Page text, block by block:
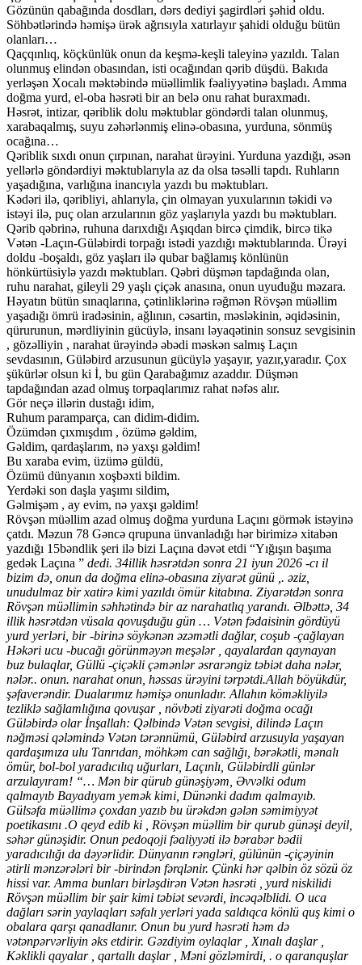
Gözünün qabağında dosdları, dərs dediyi şagirdləri şəhid oldu.
Söhbətlərində həmişə ürək ağrısıyla xatırlayır şahidi olduğu bütün
olanları…
Qaçqınlıq, köçkünlük onun da keşmə-keşli taleyinə yazıldı. Talan
olunmuş elindən obasından, isti ocağından qərib düşdü. Bakıda
yerləşən Xocalı məktəbində müəllimlik fəaliyyətinə başladı. Amma
doğma yurd, el-oba həsrəti bir an belə onu rahat buraxmadı.
Həsrət, intizar, qəriblik dolu məktublar göndərdi talan olunmuş,
xarabaqalmış, suyu zəhərlənmiş elinə-obasına, yurduna, sönmüş
ocağına…
Qəriblik sıxdı onun çırpınan, narahat ürəyini. Yurduna yazdığı, əsən
yellərlə göndərdiyi məktublarıyla az da olsa təsəlli tapdı. Ruhların
yaşadığına, varlığına inancıyla yazdı bu məktubları.
Kədəri ilə, qəribliyi, ahlarıyla, çin olmayan yuxularının təkidi və
istəyi ilə, puç olan arzularının göz yaşlarıyla yazdı bu məktubları.
Qərib qəbrinə, ruhuna darıxdığı Aşıqdan bircə çimdik, bircə tikə
Vətən -Laçın-Güləbirdi torpağı istədi yazdığı məktublarında. Ürəyi
doldu -boşaldı, göz yaşları ilə qubar bağlamış könlünün
hönkürtüsiylə yazdı məktubları. Qəbri düşmən tapdağında olan,
ruhu narahat, gileyli 29 yaşlı çiçək anasına, onun uyuduğu məzara.
Həyatın bütün sınaqlarına, çətinliklərinə rəğmən Rövşən müəllim
yaşadığı ömrü iradəsinin, ağlının, cəsartin, məsləkinin, əqidəsinin,
qürurunun, mərdliyinin gücüylə, insanı ləyaqətinin sonsuz sevgisinin
, gözəlliyin , narahat ürəyində əbədi məskən salmış Laçın
sevdasının, Güləbird arzusunun gücüylə yaşayır, yazır,yaradır. Çox
şükürlər olsun ki İ, bu gün Qarabağımız azaddır. Düşmən
tapdağından azad olmuş torpaqlarımız rahat nəfəs alır.
Gör neçə illərin dustağı idim,
Ruhum paramparça, can didim-didim.
Özümdən çıxmışdım , özümə gəldim,
Gəldim, qardaşlarım, nə yaxşı gəldim!
Bu xaraba evim, üzümə güldü,
Özümü dünyanın xoşbəxti bildim.
Yerdəki son daşla yaşımı sildim,
Gəlmişəm , ay evim, nə yaxşı gəldim!
Rövşən müəllim azad olmuş doğma yurduna Laçını görmək istəyinə
çatdı. Məzun 78 Gəncə qrupuna ünvanladığı hər birimizə xitabən
yazdığı 15bəndlik şeri ilə bizi Laçına dəvət etdi “Yığışın başıma
gedək Laçına ” dedi. 34illik həsrətdən sonra 21 iyun 2026 -cı il
bizim də, onun da doğma elinə-obasına ziyarət günü ,. əziz,
unudulmaz bir xatirə kimi yazıldı ömür kitabına. Ziyarətdən sonra
Rövşən müəllimin səhhətində bir az narahatlıq yarandı. Əlbəttə, 34
illik həsrətdən vüsala qovuşduğu gün … Vətən fədaisinin gördüyü
yurd yerləri, bir -birinə söykənən əzəmətli dağlar, coşub -çağlayan
Həkəri ucu -bucağı görünməyən meşələr , qayalardan qaynayan
buz bulaqlar, Güllü -çiçəkli çəmənlər əsrarəngiz təbiət daha nələr,
nələr.. onun. narahat onun, həssas ürəyini tərpətdi.Allah böyükdür,
şəfaverəndir. Dualarımız həmişə onunladır. Allahın köməkliyilə
tezliklə sağlamlığına qovuşar , növbəti ziyarəti doğma ocağı
Güləbirdə olar İnşallah: Qəlbində Vətən sevgisi, dilində Laçın
nəğməsi qələmində Vətən tərənnümü, Güləbird arzusuyla yaşayan
qardaşımıza ulu Tanrıdan, möhkəm can sağlığı, bərəkətli, mənalı
ömür, bol-bol yaradıcılıq uğurları, Laçınlı, Güləbirdli günlər
arzulayıram! “… Mən bir qürub günəşiyəm, Əvvəlki odum
qalmayıb Bayadıyam yemək kimi, Dünənki dadım qalmayıb.
Gülsəfa müəllimə çoxdan yazıb bu ürəkdən gələn səmimiyyət
poetikasını .O qeyd edib ki , Rövşən müəllim bir qurub günəşi deyil,
səhər günəşidir. Onun pedoqoji fəaliyyəti ilə bərabər bədii
yaradıcılığı da dəyərlidir. Dünyanın rəngləri, gülünün -çiçəyinin
ətirli mənzərələri bir -birindən fərqlənir. Çünki hər qəlbin öz sözü öz
hissi var. Amma bunları birləşdirən Vətən həsrəti , yurd niskilidi
Rövşən müəllim bir şair kimi təbiət sevərdi, incəqəlblidi. O uca
dağları sərin yaylaqları səfalı yerləri yada saldıqca könlü quş kimi o
obalara qarşı qanadlanır. Onun bu yurd həsrəti həm də
vətənpərvərliyin əks etdirir. Gəzdiyim oylaqlar , Xınalı daşlar ,
Kəklikli qayalar , qartallı daşlar , Məni gözləmirdi, . o qaranquşlar